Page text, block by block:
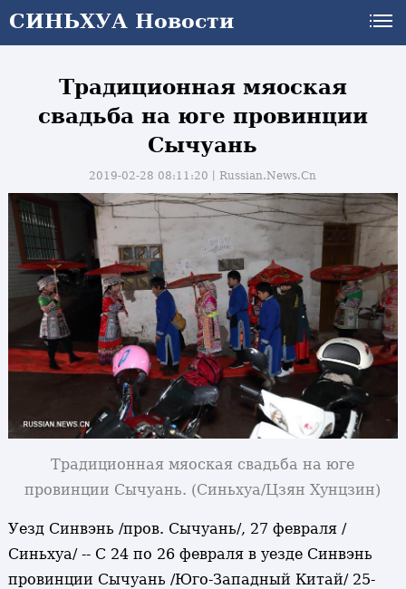
СИНЬХУА Новости
Традиционная мяоская
свадьба на юге провинции
Сычуань
2019-02-28 08:11:20丨Russian.News.Cn
Традиционная мяоская свадьба на юге
провинции Сычуань. (Синьхуа/Цзян Хунцзин)
Уезд Синвэнь /пров. Сычуань/, 27 февраля /
Синьхуа/ -- С 24 по 26 февраля в уезде Синвэнь
провинции Сычуань /Юго-Западный Китай/ 25-